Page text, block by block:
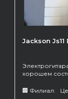
Jackson
хорошем
🏢 Филиал: